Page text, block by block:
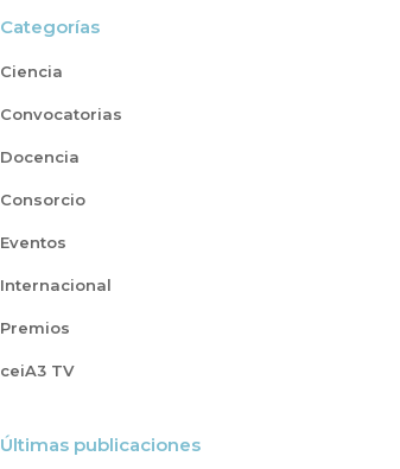
Categorías
Ciencia
Convocatorias
Docencia
Consorcio
Eventos
Internacional
Premios
ceiA3 TV
Últimas publicaciones